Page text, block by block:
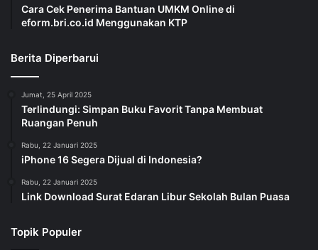
Cara Cek Penerima Bantuan UMKM Online di
eform.bri.co.id Menggunakan KTP
Berita Diperbarui
Jumat, 25 April 2025
Terlindungi: Simpan Buku Favorit Tanpa Membuat
Ruangan Penuh
Rabu, 22 Januari 2025
iPhone 16 Segera Dijual di Indonesia?
Rabu, 22 Januari 2025
Link Download Surat Edaran Libur Sekolah Bulan Puasa
Topik Populer